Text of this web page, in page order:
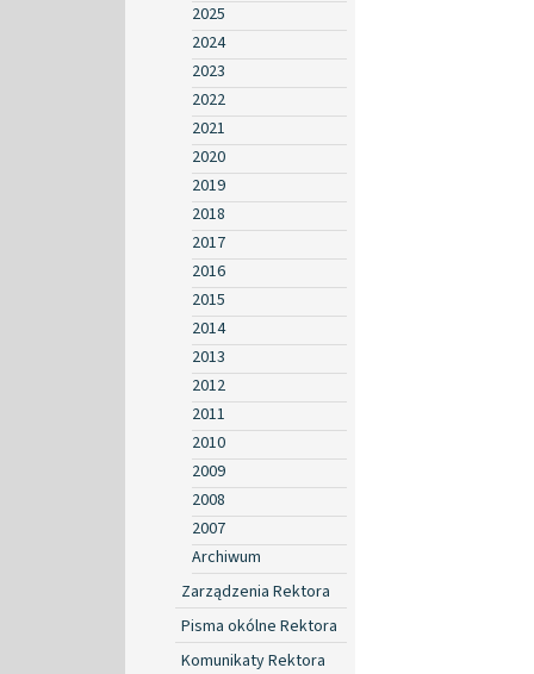
2025
2024
2023
2022
2021
2020
2019
2018
2017
2016
2015
2014
2013
2012
2011
2010
2009
2008
2007
Archiwum
Zarządzenia Rektora
Pisma okólne Rektora
Komunikaty Rektora